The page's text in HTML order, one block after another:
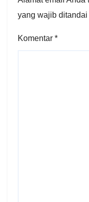
yang wajib ditandai
Komentar *